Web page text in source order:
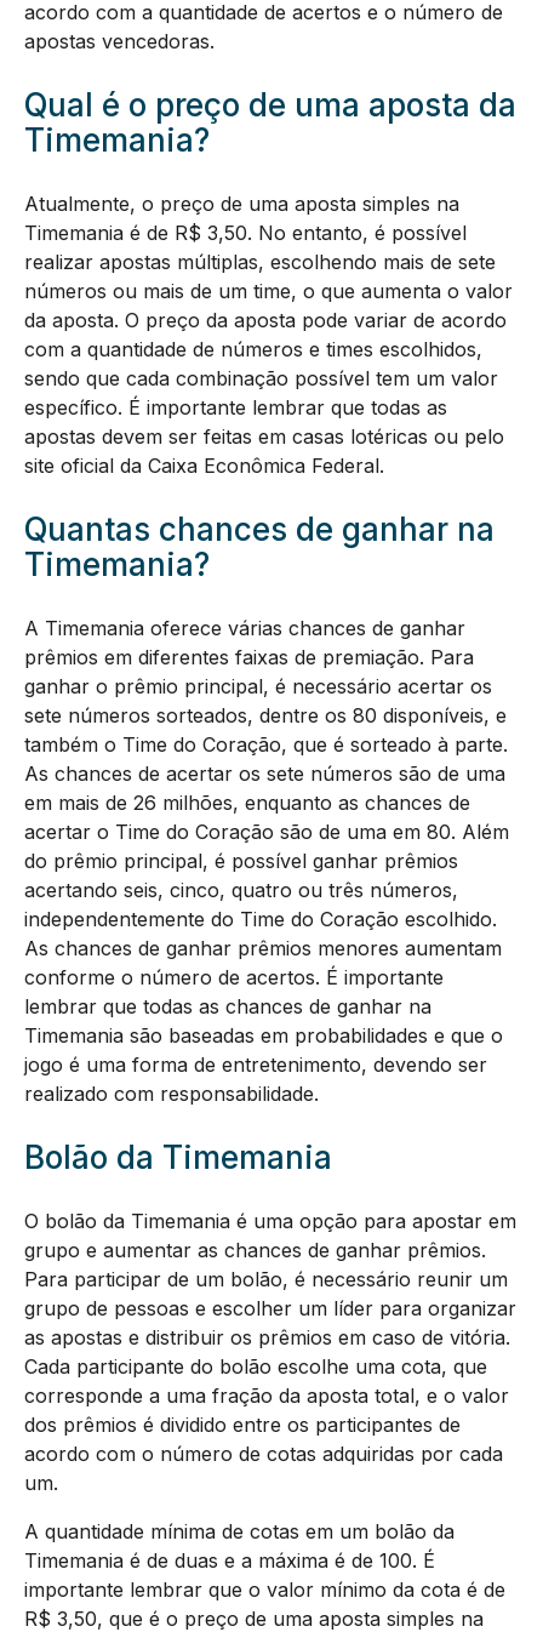
acordo com a quantidade de acertos e o número de
apostas vencedoras.
Qual é o preço de uma aposta da
Timemania?
Atualmente, o preço de uma aposta simples na
Timemania é de R$ 3,50. No entanto, é possível
realizar apostas múltiplas, escolhendo mais de sete
números ou mais de um time, o que aumenta o valor
da aposta. O preço da aposta pode variar de acordo
com a quantidade de números e times escolhidos,
sendo que cada combinação possível tem um valor
específico. É importante lembrar que todas as
apostas devem ser feitas em casas lotéricas ou pelo
site oficial da Caixa Econômica Federal.
Quantas chances de ganhar na
Timemania?
A Timemania oferece várias chances de ganhar
prêmios em diferentes faixas de premiação. Para
ganhar o prêmio principal, é necessário acertar os
sete números sorteados, dentre os 80 disponíveis, e
também o Time do Coração, que é sorteado à parte.
As chances de acertar os sete números são de uma
em mais de 26 milhões, enquanto as chances de
acertar o Time do Coração são de uma em 80. Além
do prêmio principal, é possível ganhar prêmios
acertando seis, cinco, quatro ou três números,
independentemente do Time do Coração escolhido.
As chances de ganhar prêmios menores aumentam
conforme o número de acertos. É importante
lembrar que todas as chances de ganhar na
Timemania são baseadas em probabilidades e que o
jogo é uma forma de entretenimento, devendo ser
realizado com responsabilidade.
Bolão da Timemania
O bolão da Timemania é uma opção para apostar em
grupo e aumentar as chances de ganhar prêmios.
Para participar de um bolão, é necessário reunir um
grupo de pessoas e escolher um líder para organizar
as apostas e distribuir os prêmios em caso de vitória.
Cada participante do bolão escolhe uma cota, que
corresponde a uma fração da aposta total, e o valor
dos prêmios é dividido entre os participantes de
acordo com o número de cotas adquiridas por cada
um.
A quantidade mínima de cotas em um bolão da
Timemania é de duas e a máxima é de 100. É
importante lembrar que o valor mínimo da cota é de
R$ 3,50, que é o preço de uma aposta simples na